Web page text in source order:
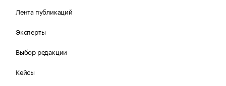
Лента публикаций
Эксперты
Выбор редакции
Кейсы